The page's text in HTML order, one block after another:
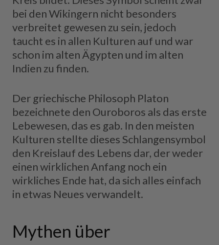
bei den Wikingern nicht besonders
verbreitet gewesen zu sein, jedoch
taucht es in allen Kulturen auf und war
schon im alten Ägypten und im alten
Indien zu finden.
Der griechische Philosoph Platon
bezeichnete den Ouroboros als das erste
Lebewesen, das es gab. In den meisten
Kulturen stellte dieses Schlangensymbol
den Kreislauf des Lebens dar, der weder
einen wirklichen Anfang noch ein
wirkliches Ende hat, da sich alles einfach
in etwas Neues verwandelt.
Mythen über